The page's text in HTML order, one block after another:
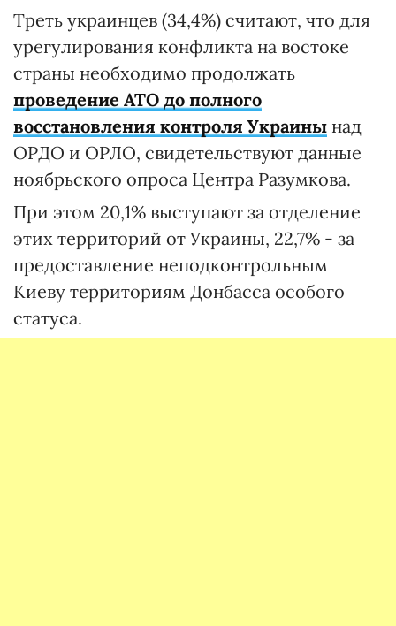
Треть украинцев (34,4%) считают, что для
урегулирования конфликта на востоке
страны необходимо продолжать
проведение АТО до полного
восстановления контроля Украины над
ОРДО и ОРЛО, свидетельствуют данные
ноябрьского опроса Центра Разумкова.
При этом 20,1% выступают за отделение
этих территорий от Украины, 22,7% - за
предоставление неподконтрольным
Киеву территориям Донбасса особого
статуса.